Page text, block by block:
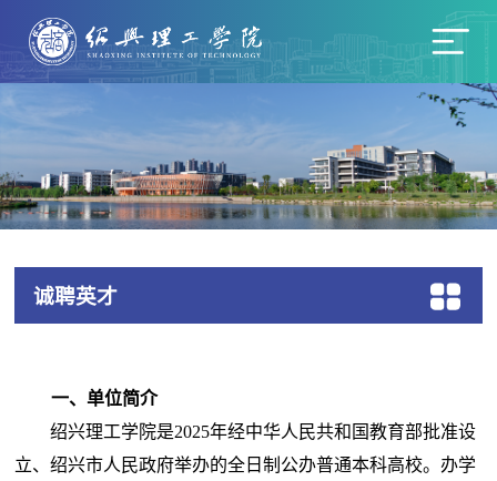
诚聘英才
一、单位简介
绍兴理工学院是2025年经中华人民共和国教育部批准设
立、绍兴市人民政府举办的全日制公办普通本科高校。办学